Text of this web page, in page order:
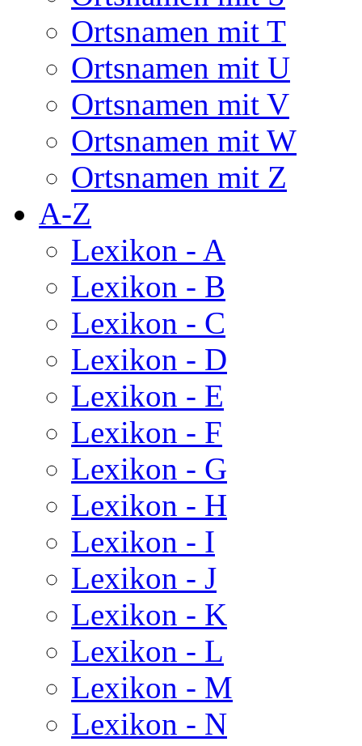
Ortsnamen mit T
Ortsnamen mit U
Ortsnamen mit V
Ortsnamen mit W
Ortsnamen mit Z
A-Z
Lexikon - A
Lexikon - B
Lexikon - C
Lexikon - D
Lexikon - E
Lexikon - F
Lexikon - G
Lexikon - H
Lexikon - I
Lexikon - J
Lexikon - K
Lexikon - L
Lexikon - M
Lexikon - N